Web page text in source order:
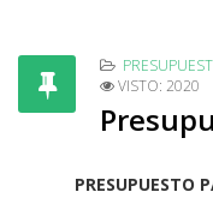
VISTO: 2020
PRESUPUESTO